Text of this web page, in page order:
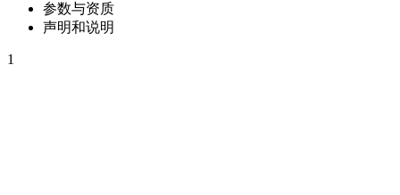
参数与资质
声明和说明
1